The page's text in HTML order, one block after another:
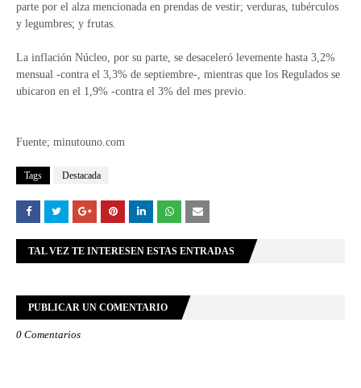
parte por el alza mencionada en prendas de vestir; verduras, tubérculos
y legumbres; y frutas.
La inflación Núcleo, por su parte, se desaceleró levemente hasta 3,2%
mensual -contra el 3,3% de septiembre-, mientras que los Regulados se
ubicaron en el 1,9% -contra el 3% del mes previo.
Fuente; minutouno.com
Tags Destacada
TAL VEZ TE INTERESEN ESTAS ENTRADAS
PUBLICAR UN COMENTARIO
0 Comentarios